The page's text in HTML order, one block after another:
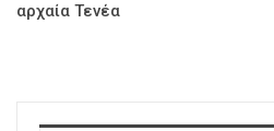
αρχαία Τενέα